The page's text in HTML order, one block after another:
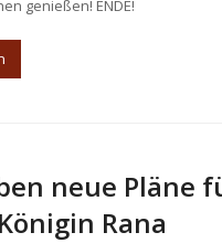
genießen! ENDE!
neue Pläne
Rana